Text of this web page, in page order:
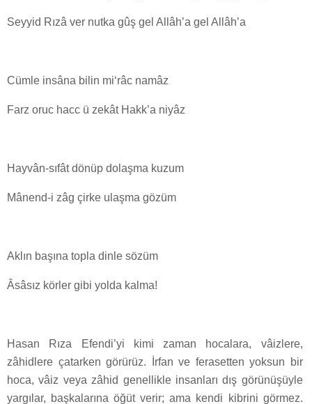
Seyyid Rızâ ver nutka gûş gel Allâh’a gel Allâh’a
Cümle insâna bilin mi‘râc namâz
Farz oruc hacc ü zekât Hakk’a niyâz
Hayvân-sıfât dönüp dolaşma kuzum
Mânend-i zâg çirke ulaşma gözüm
Aklın başına topla dinle sözüm
Âsâsız körler gibi yolda kalma!
Hasan Rıza Efendi’yi kimi zaman hocalara, vâizlere,
zâhidlere çatarken görürüz. İrfan ve ferasetten yoksun bir
hoca, vâiz veya zâhid genellikle insanları dış görünüşüyle
yargılar, başkalarına öğüt verir; ama kendi kibrini görmez.